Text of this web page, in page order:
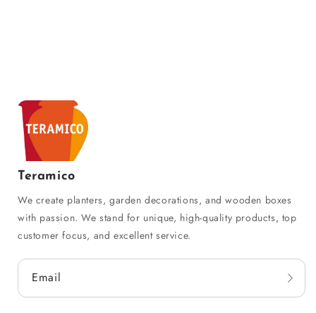
Teramico
We create planters, garden decorations, and wooden boxes
with passion. We stand for unique, high-quality products, top
customer focus, and excellent service.
Email